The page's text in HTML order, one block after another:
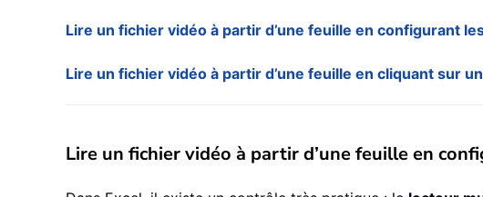
Lire un fichier vidéo à partir d’une feuille en configurant
Lire un fichier vidéo à partir d’une feuille en cliquant sur
Lire un fichier vidéo à partir d’une feuille en